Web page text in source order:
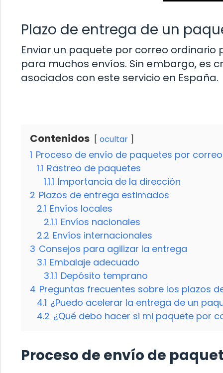
Plazo de entrega de un
Enviar un paquete por correo
para muchos envíos. Sin embargo, es
asociados con este servicio en España.
Contenidos ocultar
1 Proceso de envío de paquetes por
1.1 Rastreo de paquetes
1.1.1 Importancia de la dirección
2 Plazos de entrega estimados
2.1 Envíos locales
2.1.1 Envíos nacionales
2.2 Envíos internacionales
3 Consejos para agilizar la entrega
3.1 Embalaje adecuado
3.1.1 Depósito temprano
4 Preguntas frecuentes sobre los plazos
4.1 ¿Puedo acelerar la entrega de un
4.2 ¿Qué debo hacer si mi paquete por
Proceso de envío de